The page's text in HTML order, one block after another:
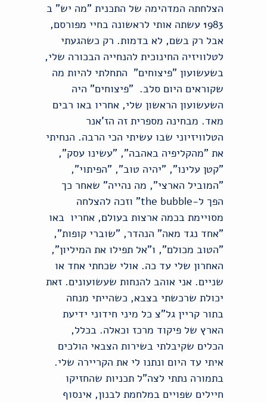
הצלחתה המדהימה של התכנית "מה יש" ב
1983 עשתה אותי לראשונה בחיי מפורסם,
אבל רק בשם, לא בדמות. רק כשהגעתי
לטלוויזיה החינוכית להנחייה הבכורה שלי,
בשעשועון "פיצוחים" התחלתי להיות מה
שקוראים היום סלב. "פיצוחים" היה
השעשועון הראשון שלי, אחריו באו רבים
מאד. מבחינה מספרית זה הז'אנר
הטלוויזיוני שבו עשיתי הכי הרבה. הנחיתי
את "מהקליפיה באהבה", "עשינו עסק",
"קטן עלינו", "יהיה טוב", "הפיתוי",
"המוביל הארצי", מה נהייה" שאחר כך
הפך ל-the bubble" וזכה להצלחה
מסויימת בכמה ארצות בעולם, אחריו באו
"אחד נגד מאה" הנהדר, "שוברי קופות",
"הטוב מכולם", ו"אל תפילו את המיליון",
האחרון שלי עד כה. אולי שכחתי אחד או
שניים. אני אוהב להנחות שעשועונים. זאת
יכולת שרכשתי בצבא, כשהייתי מנחה
בתור קריין גל"צ כל מיני חידוני ידיעת
הארץ של פיקוד מרכז וכאלה. בכלל,
הכלים שקיבלתי בשירות הצבאי הולכים
איתי עד היום ונתנו לי את הקריירה שלי.
בתמורה נתתי לצה"ל תכניות שהחזיקו
חיילים שפויים במלחמת לבנון, אינסוף